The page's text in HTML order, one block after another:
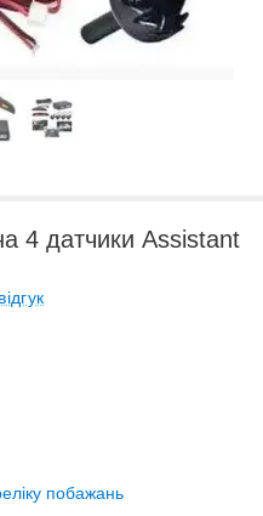
4 датчики Assistant
побажань